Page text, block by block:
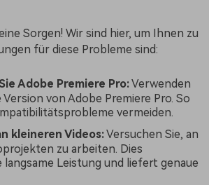
Sorgen! Wir sind hier, um Ihnen zu
für diese Probleme sind:
Adobe Premiere Pro:Verwenden
Version von Adobe Premiere Pro. So
vermeiden.
kleineren Videos:Versuchen Sie, an
zu arbeiten. Dies
Leistung und liefert genaue